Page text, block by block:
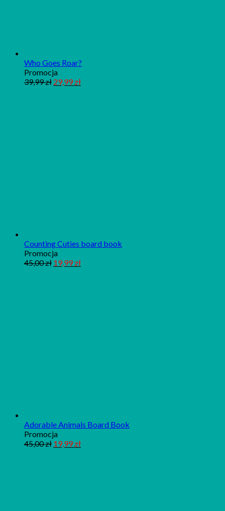
Who Goes Roar?
PromocjaProdukt
w
39,99zł 29,99zł
Counting Cuties board book
PromocjaProdukt
w
45,00zł 19,99zł
Adorable Animals Board Book
PromocjaProdukt
w
45,00zł 19,99zł